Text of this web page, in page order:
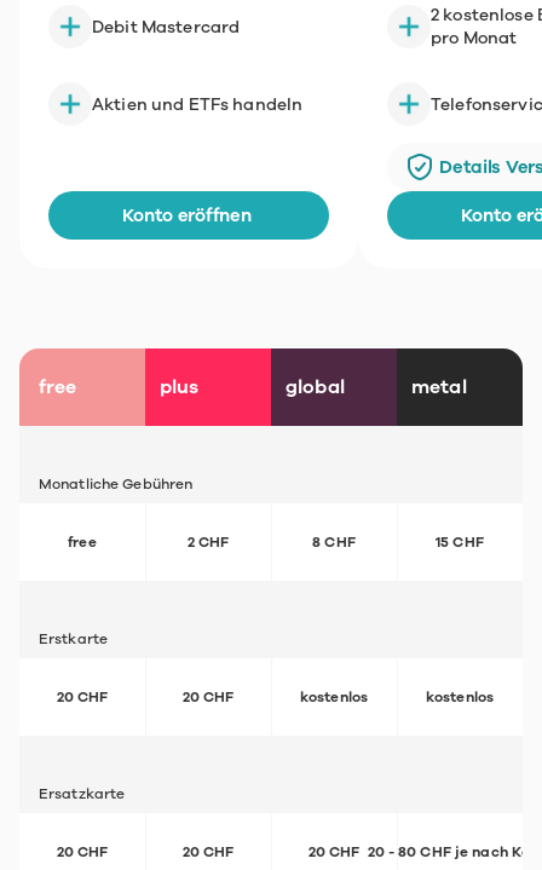
Debit Mastercard
Aktien und ETFs handeln
Konto eröffnen
2 kostenlose
pro Monat
Details
Konto
free plus global metal
Monatliche Gebühren
free 2 CHF 8 CHF 15 CHF
Erstkarte
20 CHF 20 CHF kostenlos kostenlos
Ersatzkarte
20 CHF 20 CHF 20 CHF 20 - 80 CHF je nach